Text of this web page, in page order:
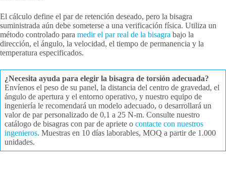
El cálculo define el par de retención deseado, pero la bisagra
suministrada aún debe someterse a una verificación física. Utiliza un
método controlado para medir el par real de la bisagra bajo la
dirección, el ángulo, la velocidad, el tiempo de permanencia y la
temperatura especificados.
¿Necesita ayuda para elegir la bisagra de torsión adecuada?
Envíenos el peso de su panel, la distancia del centro de gravedad, el
ángulo de apertura y el entorno operativo, y nuestro equipo de
ingeniería le recomendará un modelo adecuado, o desarrollará un
valor de par personalizado de 0,1 a 25 N-m. Consulte nuestro
catálogo de bisagras con par de apriete o contacte con nuestros
ingenieros. Muestras en 10 días laborables, MOQ a partir de 1.000
unidades.